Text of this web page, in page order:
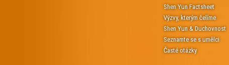
Shen Yun Factsheet
Výzvy, kterým čelíme
Shen Yun & Duchovnost
Seznamte se s umělci
Časté otázky